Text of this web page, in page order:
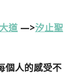
道 —>汐止聖
個人的感受不